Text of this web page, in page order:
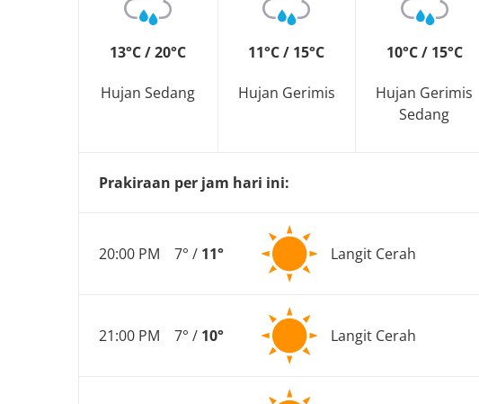
13°C / 20°C
Hujan Sedang
11°C / 15°C
Hujan Gerimis
10°C / 15°C
Hujan Gerimis
Sedang
Prakiraan per jam hari ini:
20:00 PM 7° / 11° Langit Cerah
21:00 PM 7° / 10° Langit Cerah